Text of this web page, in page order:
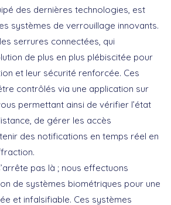
des dernières technologies, est
systèmes de verrouillage innovants.
serrures connectées , qui
de plus en plus plébiscitée pour
et leur sécurité renforcée. Ces
contrôlés via une application sur
permettant ainsi de vérifier l’état
de gérer les accès
des notifications en temps réel en
pas là ; nous effectuons
de systèmes biométriques pour une
et infalsifiable. Ces systèmes